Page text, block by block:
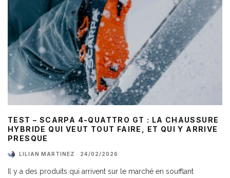
TEST – SCARPA 4-QUATTRO GT : LA CHAUSSURE
HYBRIDE QUI VEUT TOUT FAIRE, ET QUI Y ARRIVE
PRESQUE
LILIAN MARTINEZ · 24/02/2026
Il y a des produits qui arrivent sur le marché en soufflant